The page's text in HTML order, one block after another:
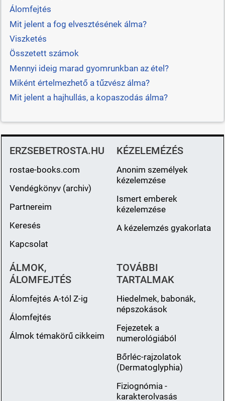
Álomfejtés
Mit jelent a fog elvesztésének álma?
Viszketés
Összetett számok
Mennyi ideig marad gyomrunkban az étel?
Miként értelmezhető a tűzvész álma?
Mit jelent a hajhullás, a kopaszodás álma?
ERZSEBETROSTA.HU
rostae-books.com
Vendégkönyv (archiv)
Partnereim
Keresés
Kapcsolat
KÉZELEMÉZÉS
Anonim személyek
kézelemzése
Ismert emberek
kézelemzése
A kézelemzés gyakorlata
ÁLMOK,
ÁLOMFEJTÉS
Álomfejtés A-tól Z-ig
Álomfejtés
Álmok témakörű cikkeim
TOVÁBBI
TARTALMAK
Hiedelmek, babonák,
népszokások
Fejezetek a
numerológiából
Bőrléc-rajzolatok
(Dermatoglyphia)
Fiziognómia -
karakterolvasás